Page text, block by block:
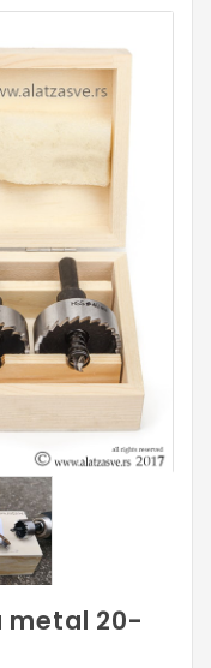
metal 20-